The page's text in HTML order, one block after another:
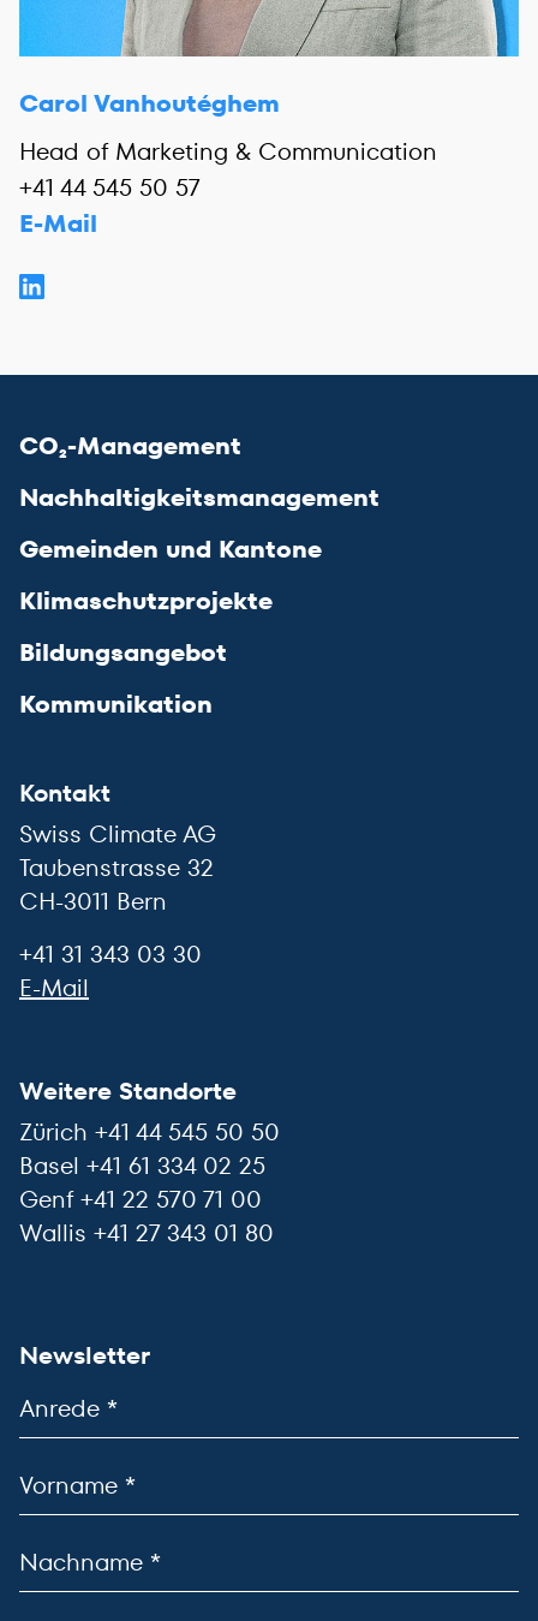
Carol Vanhoutéghem
Head of Marketing & Communication
+41 44 545 50 57
E-Mail
CO₂-Management
Nachhaltigkeitsmanagement
Gemeinden und Kantone
Klimaschutzprojekte
Bildungsangebot
Kommunikation
Kontakt
Swiss Climate AG
Taubenstrasse 32
CH-3011 Bern
+41 31 343 03 30
E-Mail
Weitere Standorte
Zürich +41 44 545 50 50
Basel +41 61 334 02 25
Genf +41 22 570 71 00
Wallis +41 27 343 01 80
Newsletter